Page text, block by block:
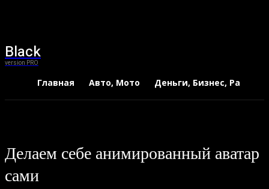
Black
version PRO
Главная Авто, Мото Деньги, Бизнес, Работа
Делаем себе анимированный аватар
сами